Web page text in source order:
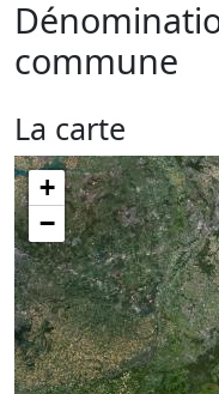
commune
La carte
+
−